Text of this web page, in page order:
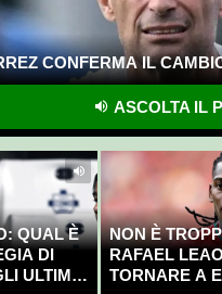
CONFERMA IL
ASCOLTA IL
QUAL È
DI
ULTIMI
NON È
RAFAEL
TORNARE A